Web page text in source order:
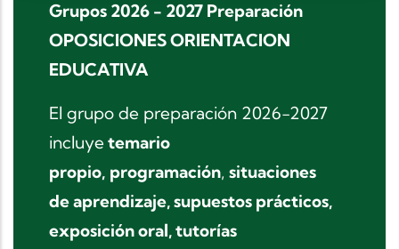
Grupos 2026 - 2027 Preparación
OPOSICIONES ORIENTACION
EDUCATIVA
El grupo de preparación 2026-2027
incluye temario
propio, programación, situaciones
de aprendizaje, supuestos prácticos,
exposición oral, tutorías